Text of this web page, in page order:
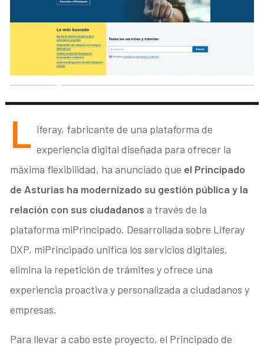
L iferay, fabricante de una plataforma de
experiencia digital diseñada para ofrecer la
máxima flexibilidad, ha anunciado que el Principado
de Asturias ha modernizado su gestión pública y la
relación con sus ciudadanos a través de la
plataforma miPrincipado. Desarrollada sobre Liferay
DXP, miPrincipado unifica los servicios digitales,
elimina la repetición de trámites y ofrece una
experiencia proactiva y personalizada a ciudadanos y
empresas.
Para llevar a cabo este proyecto, el Principado de